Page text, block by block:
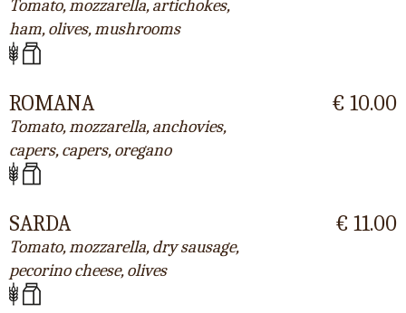
Tomato, mozzarella, artichokes,
ham, olives, mushrooms
ROMANA
Tomato, mozzarella, anchovies,
capers, capers, oregano
€ 10.00
SARDA
Tomato, mozzarella, dry sausage,
pecorino cheese, olives
€ 11.00